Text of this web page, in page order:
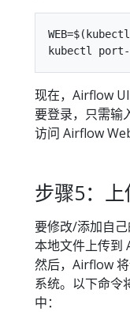
现在，Airflow
要登录，只需输
访问 Airflow
步骤5：
要修改/添加自
本地文件上传到
然后，Airflow
系统。以下命令
中：